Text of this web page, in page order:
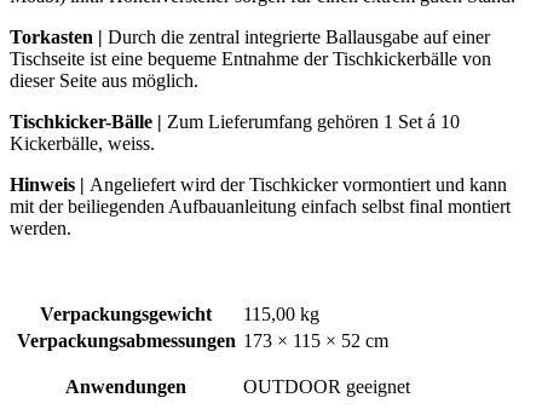
Torkasten | Durch die zentral integrierte Ballausgabe auf einer
Tischseite ist eine bequeme Entnahme der Tischkickerbälle von
dieser Seite aus möglich.
Tischkicker-Bälle | Zum Lieferumfang gehören 1 Set á 10
Kickerbälle, weiss.
Hinweis | Angeliefert wird der Tischkicker vormontiert und kann
mit der beiliegenden Aufbauanleitung einfach selbst final montiert
werden.
Verpackungsgewicht
115,00 kg
Verpackungsabmessungen 173 × 115 × 52 cm
Anwendungen OUTDOOR geeignet